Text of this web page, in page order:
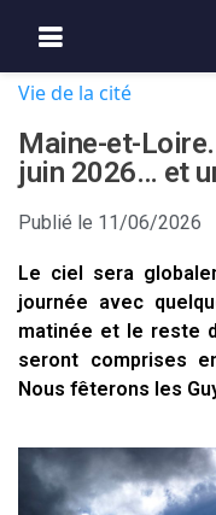
Vie de la cité
Maine-et-
juin 2026… et
Publié le 11/06/2026
Le ciel sera
journée avec
matinée et le reste
seront comprises
Nous fêterons les